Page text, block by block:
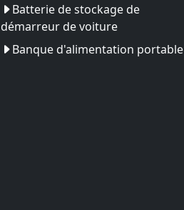
Batterie de stockage de
démarreur de voiture
Banque d'alimentation portable